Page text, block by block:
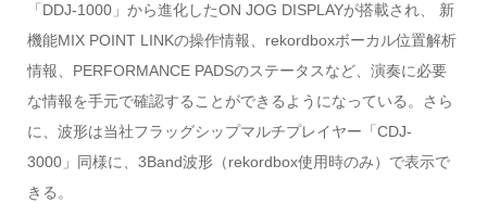
「DDJ-1000」から進化したON JOG DISPLAYが搭載され、 ​新
機能MIX POINT LINKの操作情報、rekordboxボーカル位置解析
情報、PERFORMANCE PADSのステータスなど、演奏に必要
な情報を手元で確認することができるようになっている。さら
に、波形は当社フラッグシップマルチプレイヤー「CDJ-
3000」同様に、3Band波形（rekordbox使用時のみ）で表示で
きる。